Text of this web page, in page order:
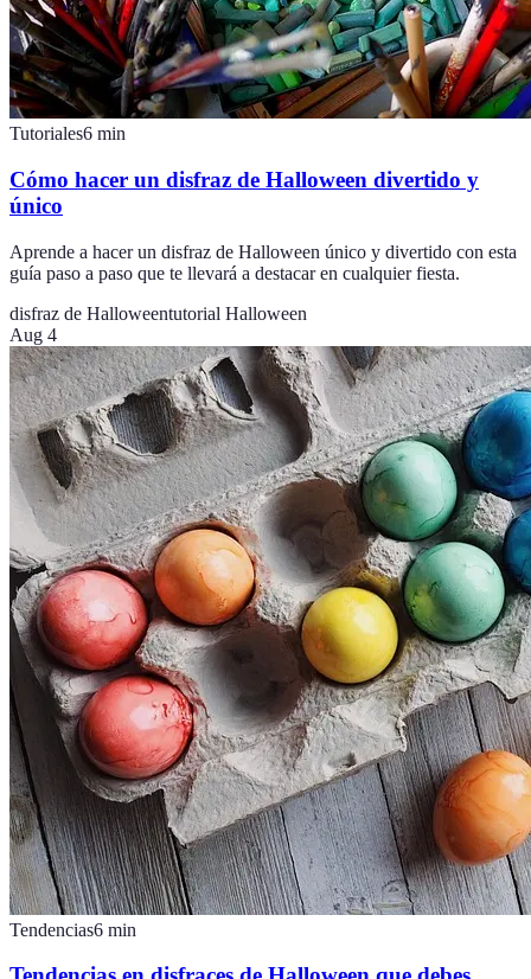
Tutoriales6 min
Cómo hacer un disfraz de Halloween divertido y
único
Aprende a hacer un disfraz de Halloween único y divertido con esta
guía paso a paso que te llevará a destacar en cualquier fiesta.
disfraz de Halloweentutorial Halloween
Aug 4
Tendencias6 min